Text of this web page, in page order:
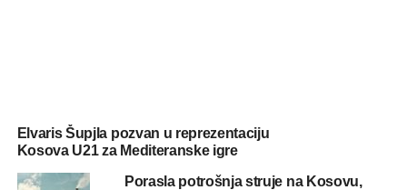
Elvaris Šupjla pozvan u reprezentaciju
Kosova U21 za Mediteranske igre
Porasla potrošnja struje na Kosovu,